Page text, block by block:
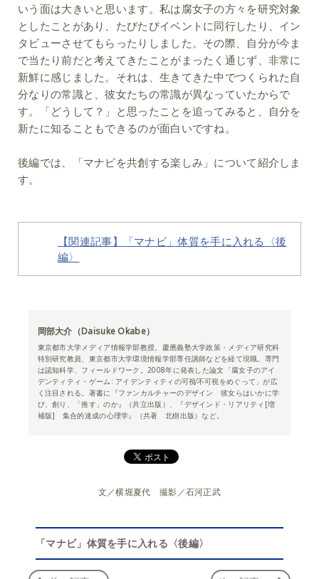
いう面は大きいと思います。私は腐女子の方々を研究対象
としたことがあり、たびたびイベントに同行したり、イン
タビューさせてもらったりしました。その際、自分が今ま
で当たり前だと考えてきたことがまったく通じず、非常に
新鮮に感じました。それは、生きてきた中でつくられた自
分なりの常識と、彼女たちの常識が異なっていたからで
す。「どうして？」と思ったことを追ってみると、自分を
新たに知ることもできるのが面白いですね。
後編では、「マナビを共創する楽しみ」について紹介しま
す。
【関連記事】
「マナビ」体質を手に入れる〈後
編〉
岡部大介（Daisuke Okabe）
東京都市大学メディア情報学部教授。慶應義塾大学政策・メディア研究科
特別研究教員、東京都市大学環境情報学部専任講師などを経て現職。専門
は認知科学、フィールドワーク。2008年に発表した論文「腐女子のアイ
デンティティ・ゲーム: アイデンティティの可視⁄不可視をめぐって」が広
く注目される。著書に『ファンカルチャーのデザイン 彼女らはいかに学
び、創り、「推す」のか』（共立出版）、『デザインド・リアリティ[増
補版] 集合的達成の心理学』（共著 北樹出版）など。
文／横堀夏代 撮影／石河正武
「マナビ」体質を手に入れる〈後編〉